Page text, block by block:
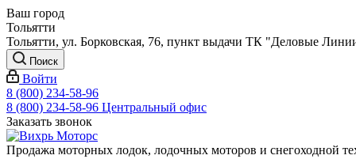
Ваш город
Тольятти
Тольятти, ул. Борковская, 76, пункт выдачи ТК "Деловые
Поиск
Войти
8 (800) 234-58-96
8 (800) 234-58-96 Центральный офис
Заказать звонок
Продажа моторных лодок, лодочных моторов и снегоходной